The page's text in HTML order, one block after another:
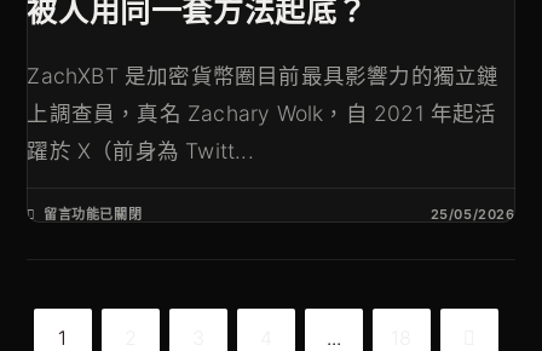
被人用同一套方法起底？
ZachXBT 是加密貨幣圈目前最具影響力的獨立鏈
上調查員，真名 Zachary Wolk，自 2021 年起活
躍於 X（前身為 Twitt...
留言功能已關閉 25/05/2026
1 ...